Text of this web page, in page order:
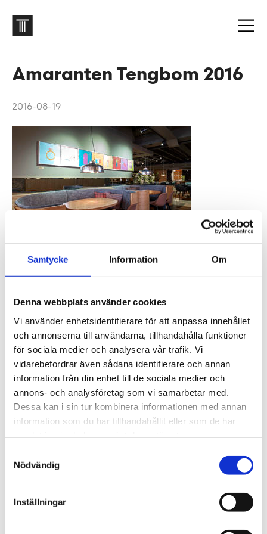
Samtycke Information Om
Denna webbplats använder cookies
Vi använder enhetsidentifierare för att anpassa innehållet
och annonserna till användarna, tillhandahålla funktioner
för sociala medier och analysera vår trafik. Vi
vidarebefordrar även sådana identifierare och annan
information från din enhet till de sociala medier och
annons- och analysföretag som vi samarbetar med.
Dessa kan i sin tur kombinera informationen med annan
information som du har tillhandahållit eller som de har
Nödvändig
Inställningar
Amaranten Tengbom 2016
2016-08-19
Amaranten 2016. Photo: Per Ranung
Footer
Contact us
Welcome to Tengbom! Whatever your question or
enquiry, we look forward to hearing from you.
We are Tengbom
We create sustainable and beautiful architecture
that strenghtens our clients as well as our society.
We are always looking for more people who want to